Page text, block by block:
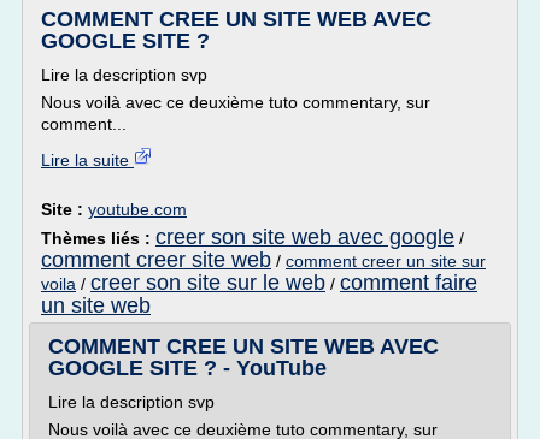
COMMENT CREE UN SITE WEB AVEC
GOOGLE SITE ?
Lire la description svp
Nous voilà avec ce deuxième tuto commentary, sur
comment...
Lire la suite
Site : youtube.com
Thèmes liés : creer son site web avec google /
comment creer site web / comment creer un site sur
voila / creer son site sur le web / comment faire
un site web
COMMENT CREE UN SITE WEB AVEC
GOOGLE SITE ? - YouTube
Lire la description svp
Nous voilà avec ce deuxième tuto commentary, sur